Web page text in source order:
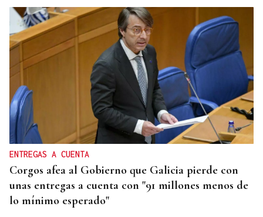
INFORME
Bruselas investiga el pago de España a un grupo
japonés
ENTREGAS A CUENTA
Corgos afea al Gobierno que Galicia pierde con
unas entregas a cuenta con "91 millones menos de
lo mínimo esperado"